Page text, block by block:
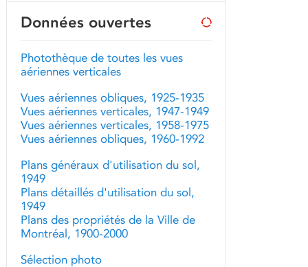
Données ouvertes
Photothèque de toutes les vues
aériennes verticales
Vues aériennes obliques, 1925-1935
Vues aériennes verticales, 1947-1949
Vues aériennes verticales, 1958-1975
Vues aériennes obliques, 1960-1992
Plans généraux d'utilisation du sol,
1949
Plans détaillés d'utilisation du sol,
1949
Plans des propriétés de la Ville de
Montréal, 1900-2000
Sélection photo